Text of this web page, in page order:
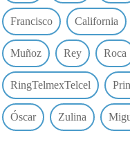
Francisco California
Muñoz Rey Roca
RingTelmexTelcel
Óscar Zulina